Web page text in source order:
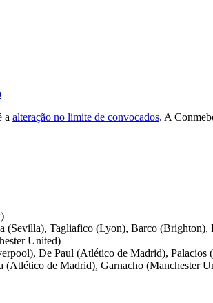
a alteração no limite de convocados. A
Tagliafico (Lyon), Barco (Brighton),
United)
De Paul (Atlético de Madrid), Palacios
de Madrid), Garnacho (Manchester